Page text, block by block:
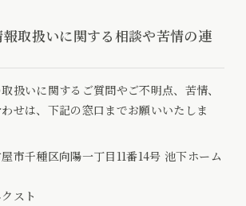
取扱いに関する相談や苦情の連
扱いに関するご質問やご不明点、苦情、
せは、下記の窓口までお願いいたしま
市千種区向陽一丁目11番14号 池下ホーム
スト